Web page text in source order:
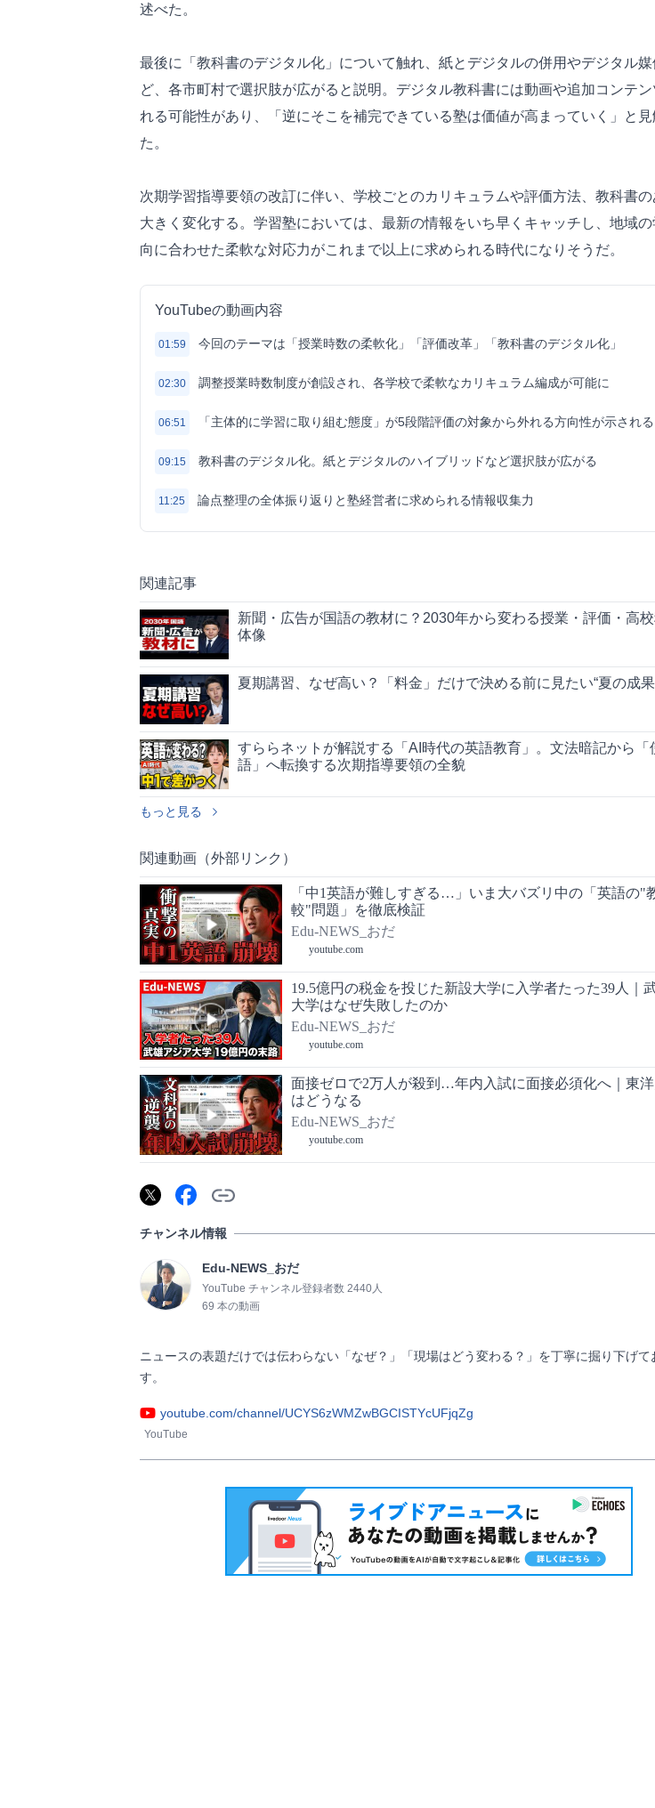
述べた。
最後に「教科書のデジタル化」について触れ、紙とデジタルの併用やデジタル
ど、各市町村で選択肢が広がると説明。デジタル教科書には動画や追加コンテン
れる可能性があり、「逆にそこを補完できている塾は価値が高まっていく」と見
た。
次期学習指導要領の改訂に伴い、学校ごとのカリキュラムや評価方法、教科書
大きく変化する。学習塾においては、最新の情報をいち早くキャッチし、地域
向に合わせた柔軟な対応力がこれまで以上に求められる時代になりそうだ。
YouTubeの動画内容
01:59 今回のテーマは「授業時数の柔軟化」「評価改革」「教科書のデジタル化」
02:30 調整授業時数制度が創設され、各学校で柔軟なカリキュラム編成が可能に
06:51 「主体的に学習に取り組む態度」が5段階評価の対象から外れる方向性が示される
09:15 教科書のデジタル化。紙とデジタルのハイブリッドなど選択肢が広がる
11:25 論点整理の全体振り返りと塾経営者に求められる情報収集力
関連記事
新聞・広告が国語の教材に？2030年から変わる授業・評価・高
体像
夏期講習、なぜ高い？「料金」だけで決める前に見たい“夏の成果
すららネットが解説する「AI時代の英語教育」。文法暗記から「
語」へ転換する次期指導要領の全貌
もっと見る
関連動画（外部リンク）
「中1英語が難しすぎる…」いま大バズリ中の「英語の"
較"問題」を徹底検証
Edu-NEWS_おだ
youtube.com
19.5億円の税金を投じた新設大学に入学者たった39人｜
大学はなぜ失敗したのか
Edu-NEWS_おだ
youtube.com
面接ゼロで2万人が殺到…年内入試に面接必須化へ｜東
はどうなる
Edu-NEWS_おだ
youtube.com
チャンネル情報
Edu-NEWS_おだ
YouTube チャンネル登録者数 2440人
69 本の動画
ニュースの表題だけでは伝わらない「なぜ？」「現場はどう変わる？」を丁寧に掘り下げて
す。
youtube.com/channel/UCYS6zWMZwBGCISTYcUFjqZg
YouTube